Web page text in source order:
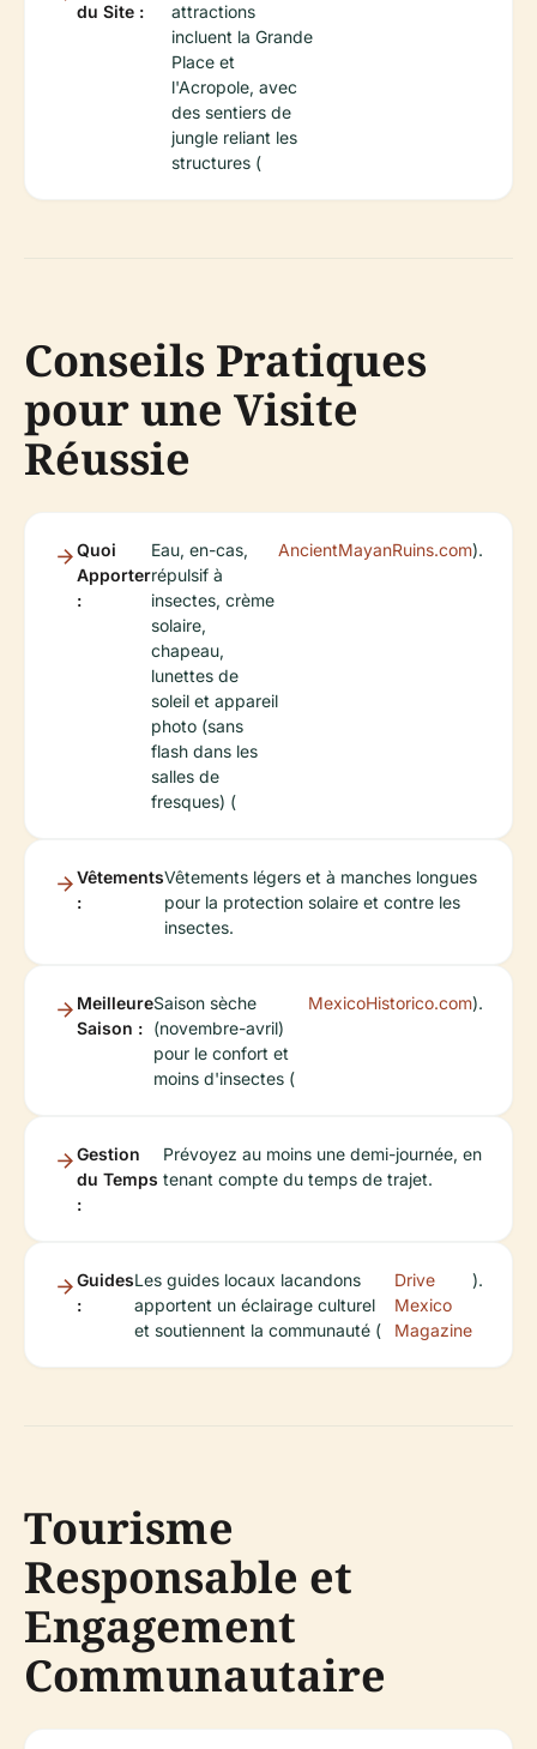
du Site :
attractions
incluent la Grande
Place et
l'Acropole, avec
des sentiers de
jungle reliant les
structures (
Conseils Pratiques
pour une Visite
Réussie
Quoi
Apporter
:
Eau, en-cas,
répulsif à
insectes, crème
solaire,
chapeau,
lunettes de
soleil et appareil
photo (sans
flash dans les
salles de
fresques) (
AncientMayanRuins.com).
Vêtements
:
Vêtements légers et à manches longues
pour la protection solaire et contre les
insectes.
Meilleure
Saison :
Saison sèche
(novembre-avril)
pour le confort et
moins d'insectes (
MexicoHistorico.com).
Gestion
du Temps
:
Prévoyez au moins une demi-journée, en
tenant compte du temps de trajet.
Guides
:
Les guides locaux lacandons
apportent un éclairage culturel
et soutiennent la communauté (
Drive
Mexico
Magazine
).
Tourisme
Responsable et
Engagement
Communautaire